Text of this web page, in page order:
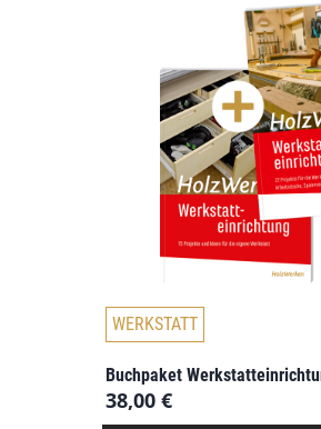
WERKSTATT
Buchpaket
38,00 €
D
i
e
s
e